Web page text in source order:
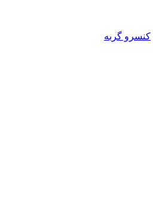
کنسرو گربه